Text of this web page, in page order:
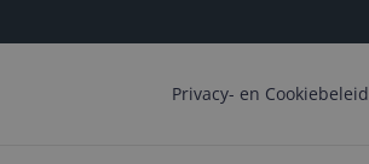
Privacy- en Cookiebeleid